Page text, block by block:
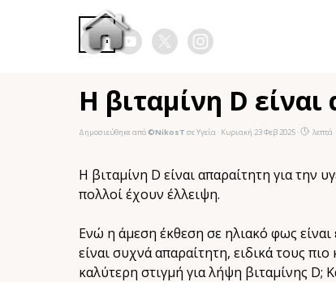
Παράλειψη μενού
Η βιταμίνη D
Δημοσιεύθηκε από©NikosT σεΥγεία · Κυριακή 23 Φεβ 2025 · λεπτά
Η βιταμίνη D είναι απαραίτητη για την
πολλοί έχουν έλλειψη.
Ενώ η άμεση έκθεση σε ηλιακό φως
είναι συχνά απαραίτητη, ειδικά τους
καλύτερη στιγμή για λήψη βιταμίνης